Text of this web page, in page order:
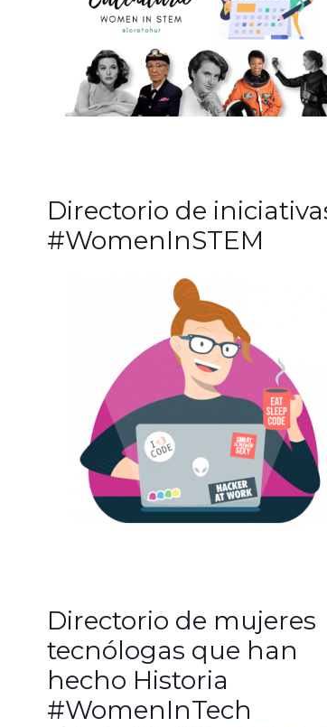
Directorio de
#WomenInSTEM
Directorio de mujeres
tecnólogas que han
hecho Historia
#WomenInTech